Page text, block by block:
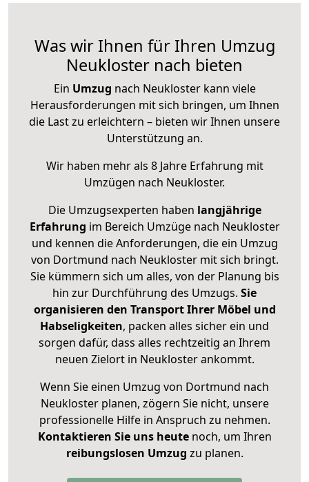
Was wir Ihnen für Ihren Umzug
Neukloster nach bieten
Ein Umzug nach Neukloster kann viele
Herausforderungen mit sich bringen, um Ihnen
die Last zu erleichtern – bieten wir Ihnen unsere
Unterstützung an.
Wir haben mehr als 8 Jahre Erfahrung mit
Umzügen nach Neukloster.
Die Umzugsexperten haben langjährige
Erfahrung im Bereich Umzüge nach Neukloster
und kennen die Anforderungen, die ein Umzug
von Dortmund nach Neukloster mit sich bringt.
Sie kümmern sich um alles, von der Planung bis
hin zur Durchführung des Umzugs. Sie
organisieren den Transport Ihrer Möbel und
Habseligkeiten, packen alles sicher ein und
sorgen dafür, dass alles rechtzeitig an Ihrem
neuen Zielort in Neukloster ankommt.
Wenn Sie einen Umzug von Dortmund nach
Neukloster planen, zögern Sie nicht, unsere
professionelle Hilfe in Anspruch zu nehmen.
Kontaktieren Sie uns heutenoch, um Ihren
reibungslosen Umzug zu planen.